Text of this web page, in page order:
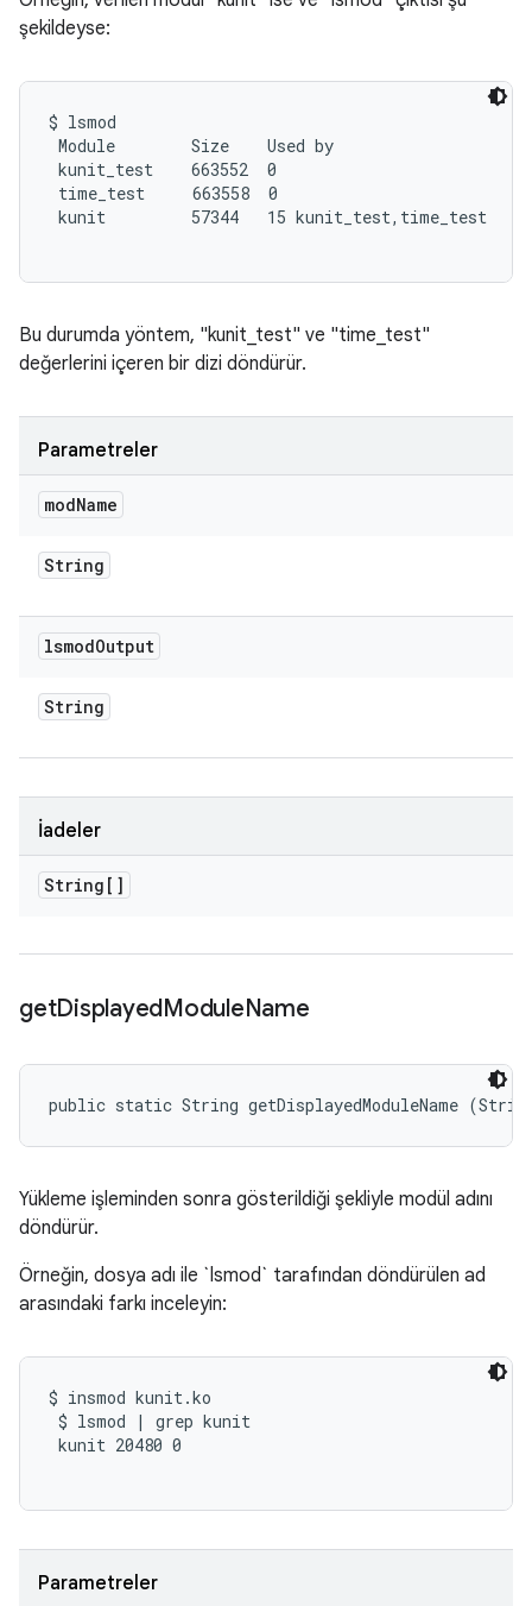
şekildeyse:
$ lsmod
Module        Size    Used by
kunit_test    663552  0
time_test     663558  0
kunit         57344   15 kunit_test,time_test
Bu durumda yöntem, "kunit_test" ve "time_test"
değerlerini içeren bir dizi döndürür.
Parametreler
modName
String
lsmodOutput
String
İadeler
String[]
getDisplayedModuleName
public static String getDisplayedModuleName
Yükleme işleminden sonra gösterildiği şekliyle modül adını
döndürür.
Örneğin, dosya adı ile `lsmod` tarafından döndürülen ad
arasındaki farkı inceleyin:
$ insmod kunit.ko
$ lsmod | grep kunit
kunit 20480 0
Parametreler